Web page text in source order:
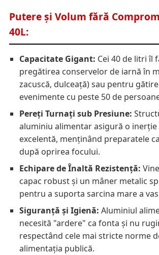
Putere și Volum fără
40L:
Capacitate Gigant: Cei 40 de litri îl
pregătirea conservelor de iarnă în
zacuscă, dulceață) sau pentru
evenimente cu peste 50 de
Pereți Turnați sub Presiune:
aluminiu alimentar asigură o
excelentă, menținând preparatele
după oprirea focului.
Echipare de Înaltă Rezistență:
capac robust și un mâner metalic
pentru a suporta sarcina mare a
Siguranță și Igienă: Aluminiul
necesită "ardere" ca fonta și nu
respectând cele mai stricte norme
alimentația publică.